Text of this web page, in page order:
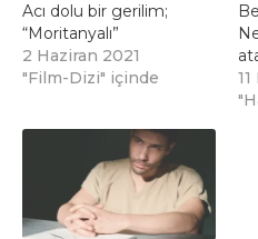
Acı dolu bir gerilim;
“Moritanyalı”
2 Haziran 2021
"Film-Dizi" içinde